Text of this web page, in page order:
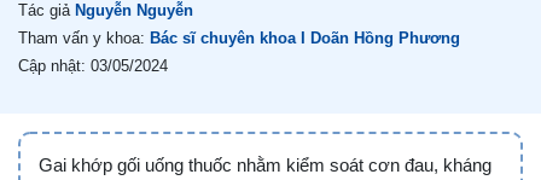
Tác giả Nguyễn Nguyễn
Tham vấn y khoa: Bác sĩ chuyên khoa I Doãn Hồng Phương
Cập nhật: 03/05/2024
Gai khớp gối uống thuốc nhằm kiểm soát cơn đau, kháng